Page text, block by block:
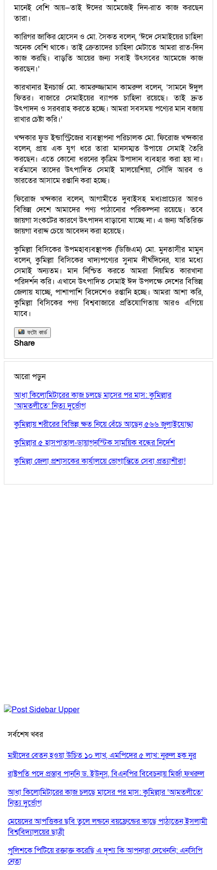
মানেই বেশি আয়—তাই ঈদের আমেজেই দিন-রাত কাজ করছেন
তারা।
কারিগর জাকির হোসেন ও মো. সৈকত বলেন, ‘ঈদে সেমাইয়ের চাহিদা
অনেক বেশি থাকে। তাই ক্রেতাদের চাহিদা মেটাতে আমরা রাত-দিন
কাজ করছি। বাড়তি আয়ের জন্য সবাই উৎসবের আমেজে কাজ
করছেন।’
কারখানার ইনচার্জ মো. কামরুজ্জামান কামরুল বলেন, ‘সামনে ঈদুল
ফিতর। বাজারে সেমাইয়ের ব্যাপক চাহিদা রয়েছে। তাই দ্রুত
উৎপাদন ও সরবরাহ করতে হচ্ছে। আমরা সবসময় পণ্যের মান বজায়
রাখার চেষ্টা করি।’
খন্দকার ফুড ইন্ডাস্ট্রিজের ব্যবস্থাপনা পরিচালক মো. ফিরোজ খন্দকার
বলেন, প্রায় এক যুগ ধরে তারা মানসম্মত উপায়ে সেমাই তৈরি
করছেন। এতে কোনো ধরনের কৃত্রিম উপাদান ব্যবহার করা হয় না।
বর্তমানে তাদের উৎপাদিত সেমাই মালয়েশিয়া, সৌদি আরব ও
ভারতের আসামে রপ্তানি করা হচ্ছে।
ফিরোজ খন্দকার বলেন, আগামীতে দুবাইসহ মধ্যপ্রাচ্যের আরও
বিভিন্ন দেশে আমাদের পণ্য পাঠানোর পরিকল্পনা রয়েছে। তবে
জায়গা সংকটের কারণে উৎপাদন বাড়ানো যাচ্ছে না। এ জন্য অতিরিক্ত
জায়গা বরাদ্দ চেয়ে আবেদন করা হয়েছে।
কুমিল্লা বিসিকের উপমহাব্যবস্থাপক (ডিজিএম) মো. মুনতাসীর মামুন
বলেন, কুমিল্লা বিসিকের খাদ্যপণ্যের সুনাম দীর্ঘদিনের, যার মধ্যে
সেমাই অন্যতম। মান নিশ্চিত করতে আমরা নিয়মিত কারখানা
পরিদর্শন করি। এখানে উৎপাদিত সেমাই ঈদ উপলক্ষে দেশের বিভিন্ন
জেলায় যাচ্ছে, পাশাপাশি বিদেশেও রপ্তানি হচ্ছে। আমরা আশা করি,
কুমিল্লা বিসিকের পণ্য বিশ্ববাজারে প্রতিযোগিতায় আরও এগিয়ে
যাবে।
ফটো কার্ড
Share
আরো পড়ুন
আধা কিলোমিটারের কাজ চলছে মাসের পর মাস: কুমিল্লার
‘আমতলীতে’ নিত্য দুর্ভোগ
কুমিল্লায় শরীরের বিভিন্ন ক্ষত নিয়ে বেঁচে আছেন ৫৬৬ জুলাইযোদ্ধা
কুমিল্লার ৫ হাসপাতাল-ডায়াগনস্টিক সাময়িক বন্ধের নির্দেশ
কুমিল্লা জেলা প্রশাসকের কার্যালয়ে ভোগান্তিতে সেবা প্রত্যাশীরা!
সর্বশেষ খবর
মন্ত্রীদের বেতন হওয়া উচিত ১০ লাখ, এমপিদের ৫ লাখ: নুরুল হক নুর
রাষ্ট্রপতি পদে প্রস্তাব পাননি ড. ইউনূস, বিএনপির বিবেচনায় মির্জা ফখরুল
আধা কিলোমিটারের কাজ চলছে মাসের পর মাস: কুমিল্লার ‘আমতলীতে’
নিত্য দুর্ভোগ
মেয়েদের আপত্তিকর ছবি তুলে লন্ডনে বয়ফ্রেন্ডের কাছে পাঠাতেন ইসলামী
বিশ্ববিদ্যালয়ের ছাত্রী
পুলিশকে পিটিয়ে রক্তাক্ত করেছি এ দৃশ্য কি আপনারা দেখেননি: এনসিপি
নেতা